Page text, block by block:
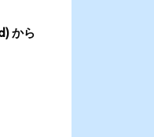
から